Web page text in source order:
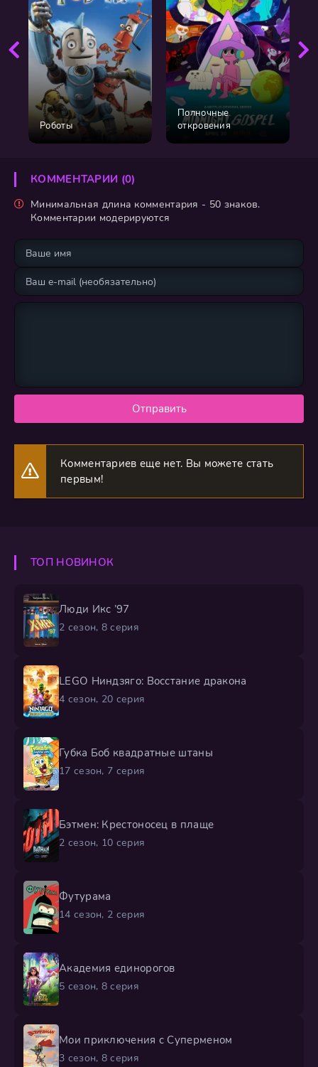
Роботы
Полночные
откровения
КОММЕНТАРИИ (0)
Минимальная длина комментария - 50 знаков.
Комментарии модерируются
Отправить
Комментариев еще нет. Вы можете стать
первым!
ТОП НОВИНОК
Люди Икс ’97
2 сезон, 8 серия
LEGO Ниндзяго: Восстание дракона
4 сезон, 20 серия
Губка Боб квадратные штаны
17 сезон, 7 серия
Бэтмен: Крестоносец в плаще
2 сезон, 10 серия
Футурама
14 сезон, 2 серия
Академия единорогов
5 сезон, 8 серия
Мои приключения с Суперменом
3 сезон, 8 серия